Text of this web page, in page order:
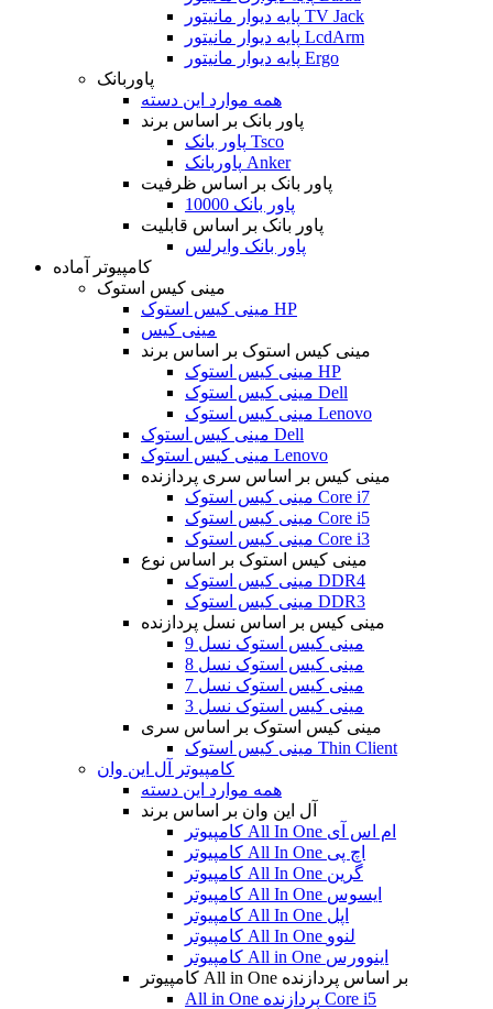
پایه دیوار مانیتور TV Jack
پایه دیوار مانیتور LcdArm
پایه دیوار مانیتور Ergo
پاوربانک
همه موارد این دسته
پاور بانک بر اساس برند
پاور بانک Tsco
پاوربانک Anker
پاور بانک بر اساس ظرفیت
پاور بانک 10000
پاور بانک بر اساس قابلیت
پاور بانک وایرلس
کامپیوتر آماده
مینی کیس استوک
مینی کیس استوک HP
مینی کیس
مینی کیس استوک بر اساس برند
مینی کیس استوک HP
مینی کیس استوک Dell
مینی کیس استوک Lenovo
مینی کیس استوک Dell
مینی کیس استوک Lenovo
مینی کیس بر اساس سری پردازنده
مینی کیس استوک Core i7
مینی کیس استوک Core i5
مینی کیس استوک Core i3
مینی کیس استوک بر اساس نوع
مینی کیس استوک DDR4
مینی کیس استوک DDR3
مینی کیس بر اساس نسل پردازنده
مینی کیس استوک نسل 9
مینی کیس استوک نسل 8
مینی کیس استوک نسل 7
مینی کیس استوک نسل 3
مینی کیس استوک بر اساس سری
مینی کیس استوک Thin Client
کامپیوتر آل این وان
همه موارد این دسته
آل این وان بر اساس برند
کامپیوتر All In One ام اس آی
کامپیوتر All In One اچ پی
کامپیوتر All In One گرین
کامپیوتر All In One ایسوس
کامپیوتر All In One اپل
کامپیوتر All In One لنوو
کامپیوتر All in One اینوورس
کامپیوتر All in One بر اساس پردازنده
All in One پردازنده Core i5